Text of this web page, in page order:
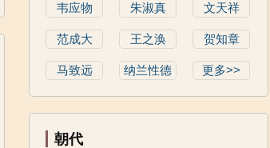
韦应物 朱淑真 文天祥
范成大 王之涣 贺知章
马致远 纳兰性德 更多>>
朝代